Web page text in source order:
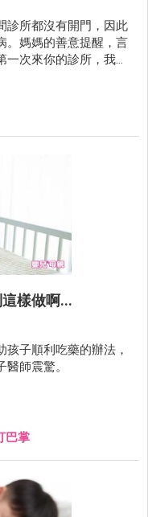
診所都沒有開門，因此
。媽媽的善意提醒，言
次來你的診所，我怕
中要加抗生素」。
樣做啊...
子順利吃藥的辦法，
師震驚。
巴掌